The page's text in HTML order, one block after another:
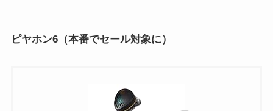
ピヤホン6（本番でセール対象に）